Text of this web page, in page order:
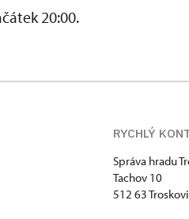
20:00.
RYCHLÝ
Správa hradu
Tachov 10
512 63